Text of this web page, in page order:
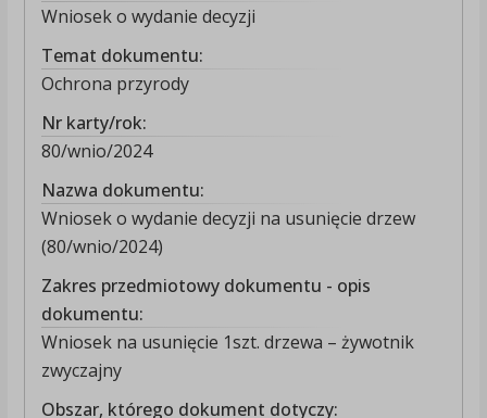
Wniosek o wydanie decyzji
Temat dokumentu:
Ochrona przyrody
Nr karty/rok:
80/wnio/2024
Nazwa dokumentu:
Wniosek o wydanie decyzji na usunięcie drzew
(80/wnio/2024)
Zakres przedmiotowy dokumentu - opis
dokumentu:
Wniosek na usunięcie 1szt. drzewa – żywotnik
zwyczajny
Obszar, którego dokument dotyczy: